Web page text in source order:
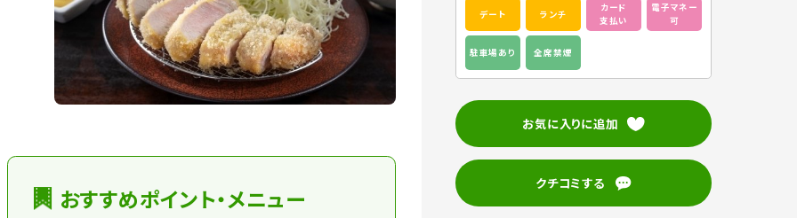
おすすめポイント・メニュー
デート ランチ
カード
支払い
電子マネー
可
駐車場あり 全席禁煙
お気に入りに追加
クチコミする